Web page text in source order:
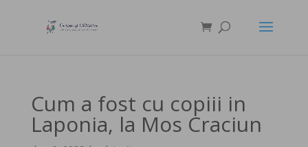
Cum a fost cu copiii in
Laponia, la Mos Craciun